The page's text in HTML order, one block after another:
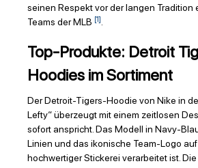
seinen Respekt vor der langen Tradition
Teams der MLB [1].
Top-Produkte: Detroit
Hoodies im Sortiment
Der Detroit-Tigers-Hoodie von Nike in
Lefty“ überzeugt mit einem zeitlosen
sofort anspricht. Das Modell in Navy-
Linien und das ikonische Team-Logo
hochwertiger Stickerei verarbeitet ist.